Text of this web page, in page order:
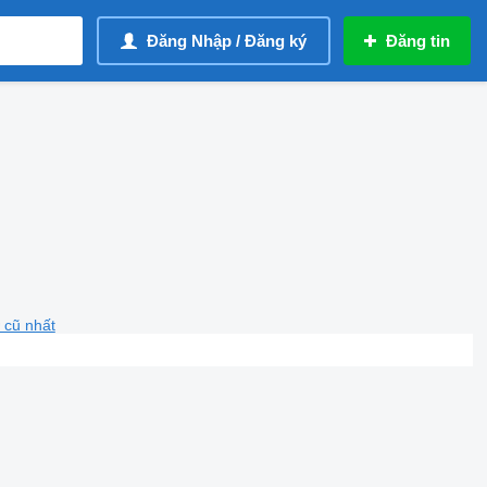
Đăng Nhập / Đăng ký Đăng tin
cũ nhất